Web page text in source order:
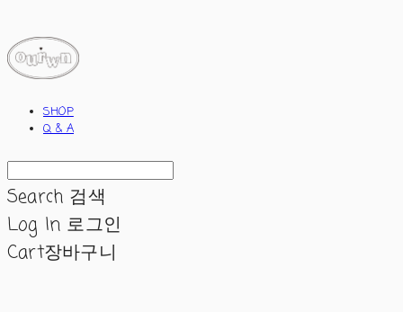
SHOP
Q & A
Search 검색
Log In 로그인
Cart장바구니